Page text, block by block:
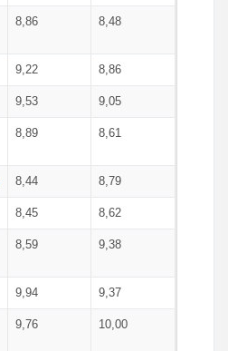
8,86 8,48
9,22 8,86
9,53 9,05
8,89 8,61
8,44 8,79
8,45 8,62
8,59 9,38
9,94 9,37
9,76 10,00